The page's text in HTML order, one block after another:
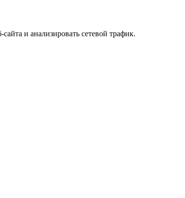
и анализировать сетевой трафик.